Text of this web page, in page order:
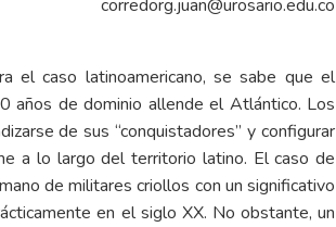
corredorg.juan@urosario.edu.co
el caso latinoamericano, se sabe que el
años de dominio allende el Atlántico. Los
de sus “conquistadores” y configurar
a lo largo del territorio latino. El caso de
de militares criollos con un significativo
en el siglo XX. No obstante, un